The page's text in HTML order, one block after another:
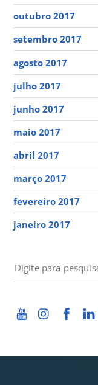
outubro 2017
setembro 2017
agosto 2017
julho 2017
junho 2017
maio 2017
abril 2017
março 2017
fevereiro 2017
janeiro 2017
PESQUISAR